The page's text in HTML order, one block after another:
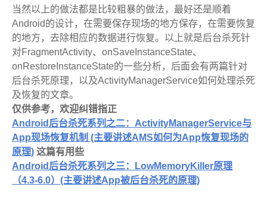
当然以上的做法都是比较粗暴的做法，最好还是顺着
Android的设计，在需要保存现场的地方保存，在需要恢复
的地方，去除相应的数据进行恢复。以上就是后台杀死针
对FragmentActivity、onSaveInstanceState、
onRestoreInstanceState的一些分析，后面会有两篇针对
后台杀死原理，以及ActivityManagerService如何处理杀死
及恢复的文章。
仅供参考，欢迎纠错指正
Android后台杀死系列之二：ActivityManagerService与
App现场恢复机制 (主要讲述AMS如何为App恢复现场的
原理) 这篇有用些
Android后台杀死系列之三：LowMemoryKiller原理
（4.3-6.0）(主要讲述App被后台杀死的原理)